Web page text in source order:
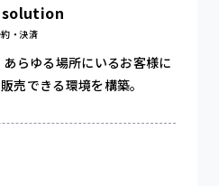
・決済
らゆる場所にいるお客様に
売できる環境を構築。